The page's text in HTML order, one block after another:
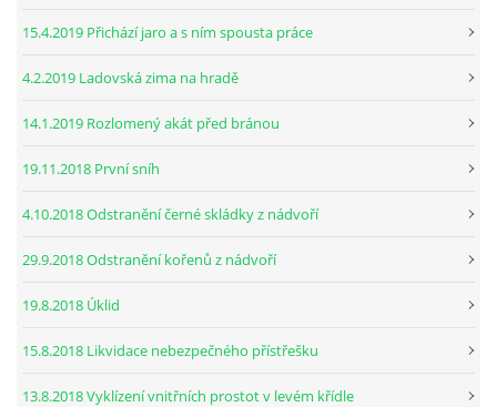
15.4.2019 Přichází jaro a s ním spousta práce
4.2.2019 Ladovská zima na hradě
14.1.2019 Rozlomený akát před bránou
19.11.2018 První sníh
4.10.2018 Odstranění černé skládky z nádvoří
29.9.2018 Odstranění kořenů z nádvoří
19.8.2018 Úklid
15.8.2018 Likvidace nebezpečného přístřešku
13.8.2018 Vyklízení vnitřních prostot v levém křídle